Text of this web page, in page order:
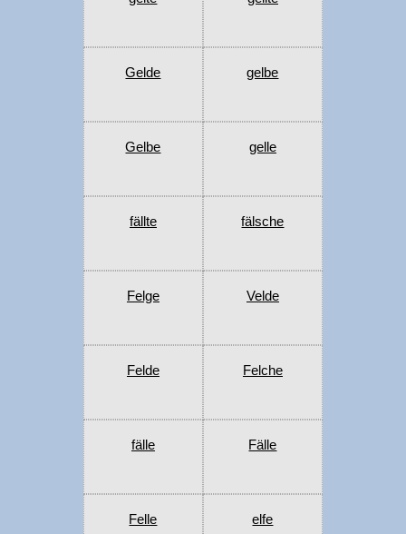
Gelde gelbe
Gelbe gelle
fällte fälsche
Felge Velde
Felde Felche
fälle Fälle
Felle elfe